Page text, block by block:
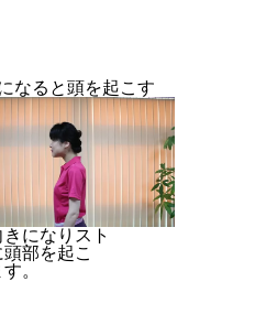
なると頭を起こす
になりスト
部を起こ
。